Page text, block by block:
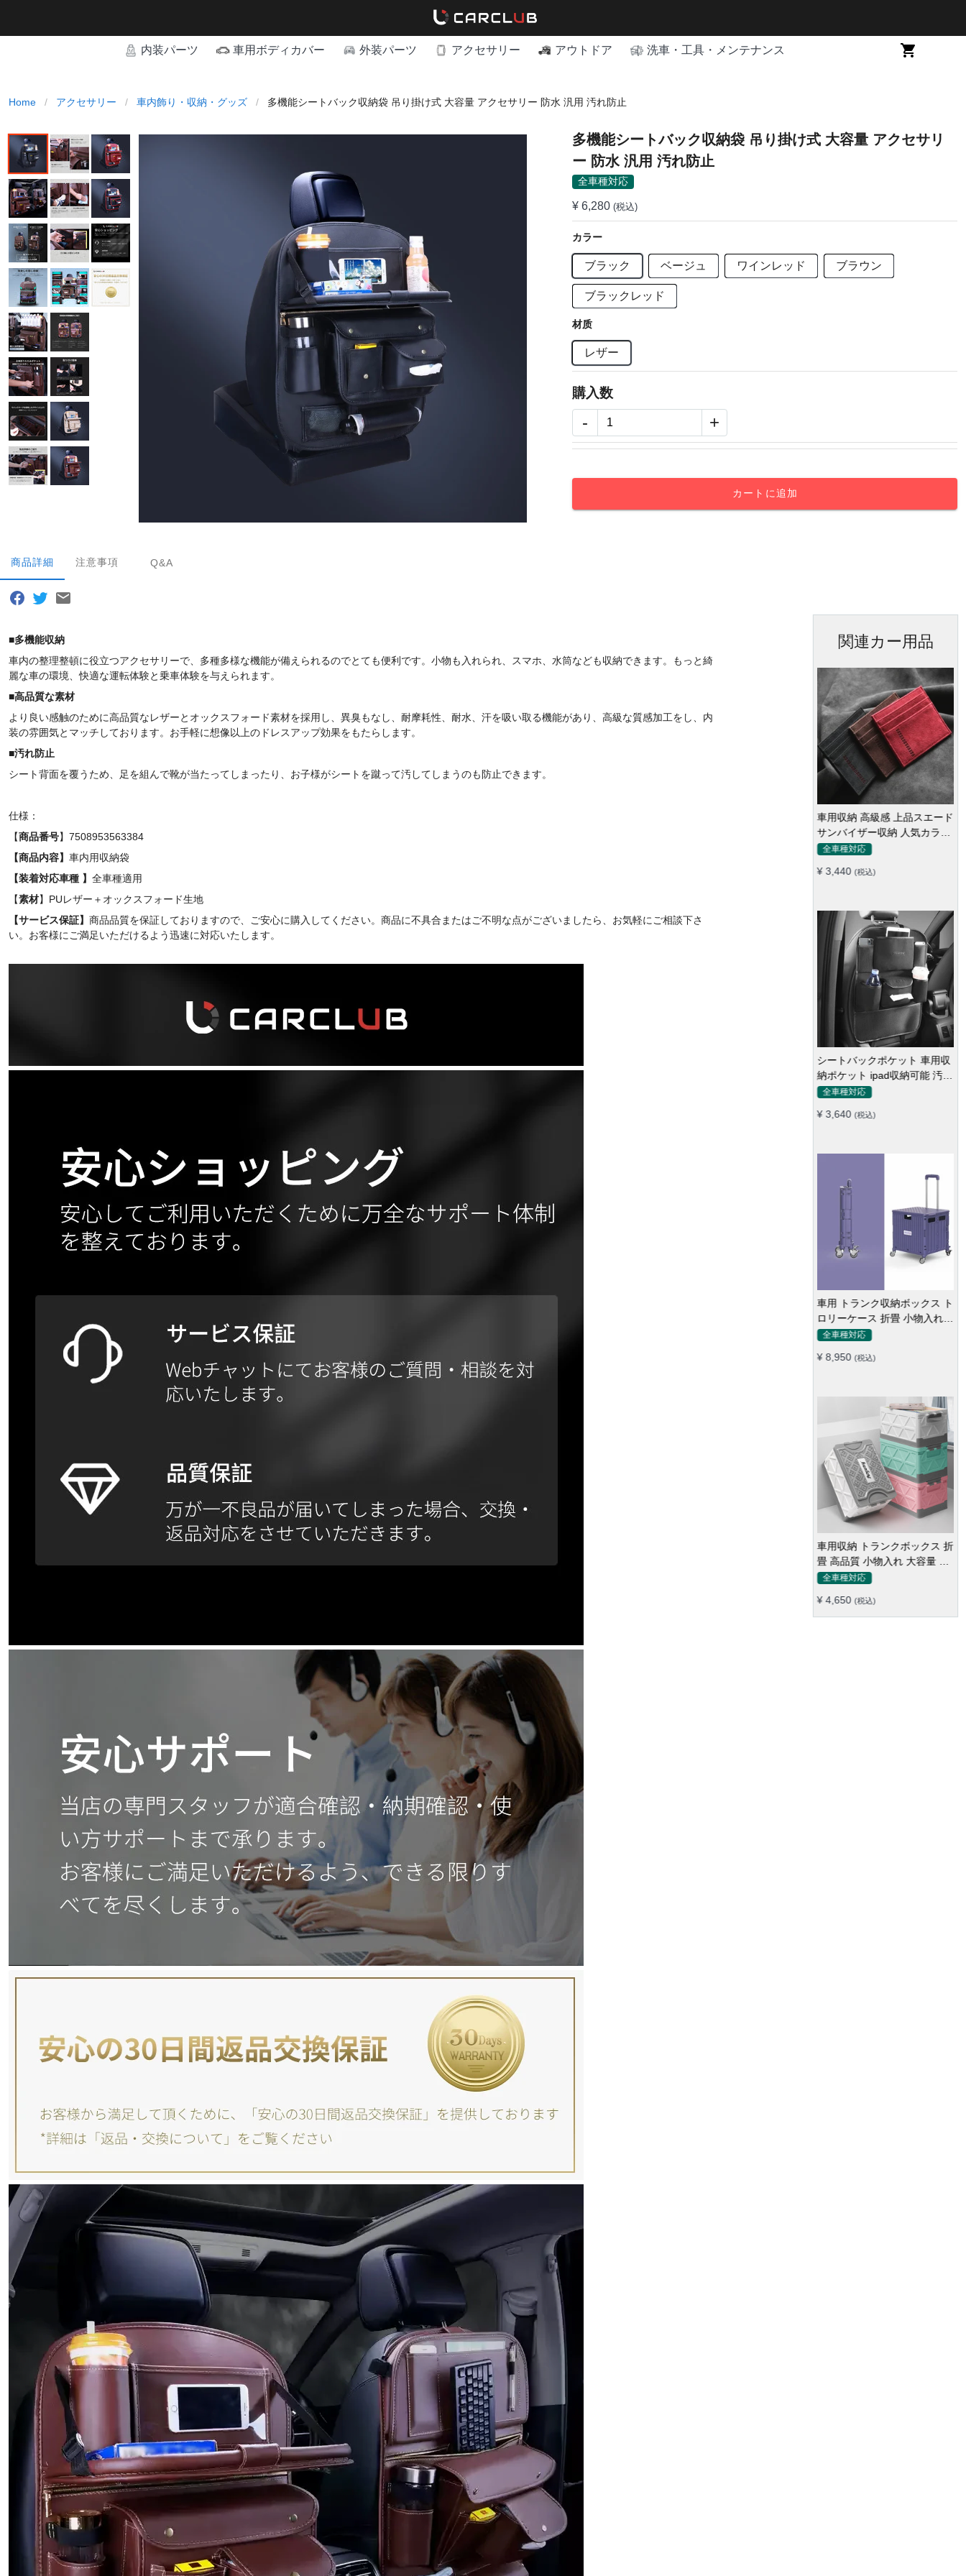
内装パーツ 車用ボディカバー 外装パーツ アクセサリー アウトドア 洗車・工具・メンテナンス
Home / アクセサリー / 車内飾り・収納・グッズ / 多機能シートバック収納袋 吊り掛け式 大容量 アクセサリー 防水 汎用 汚れ防止
多機能シートバック収納袋 吊り掛け式 大容量 アクセサリ
ー 防水 汎用 汚れ防止
全車種対応
¥ 6,280 (税込)
カラー
ブラック ベージュ ワインレッド ブラウン
ブラックレッド
材质
レザー
購入数
- +
カートに追加
商品詳細 注意事項 Q&A
■多機能収納
車内の整理整頓に役立つアクセサリーで、多種多様な機能が備えられるのでとても便利です。小物も入れられ、スマホ、水筒なども収納できます。もっと綺
麗な車の環境、快適な運転体験と乗車体験を与えられます。
■高品質な素材
より良い感触のために高品質なレザーとオックスフォード素材を採用し、異臭もなし、耐摩耗性、耐水、汗を吸い取る機能があり、高級な質感加工をし、内
装の雰囲気とマッチしております。お手軽に想像以上のドレスアップ効果をもたらします。
■汚れ防止
シート背面を覆うため、足を組んで靴が当たってしまったり、お子様がシートを蹴って汚してしまうのも防止できます。
仕様：
【商品番号】 7508953563384
【商品内容】 車内用収納袋
【装着対応車種 】 全車種適用
【素材】PUレザー＋オックスフォード生地
【サービス保証】 商品品質を保証しておりますので、ご安心に購入してください。商品に不具合またはご不明な点がございましたら、お気軽にご相談下さ
い。お客様にご満足いただけるよう迅速に対応いたします。
関連カー用品
車用収納 高級感 上品スエード
サンバイザー収納 人気カラー
実用 おしゃれ レシート カー
全車種対応
¥ 3,440 (税込)
シートバックポケット 車用収
納ポケット ipad収納可能 汚れ
防止 子供のキック対策
全車種対応
¥ 3,640 (税込)
車用 トランク収納ボックス ト
ロリーケース 折畳 小物入れ
多用 大容量 かわいい 多色 耐
全車種対応
¥ 8,950 (税込)
車用収納 トランクボックス 折
畳 高品質 小物入れ 大容量 多
機能 多色 防水防塵 キャンプ
全車種対応
¥ 4,650 (税込)